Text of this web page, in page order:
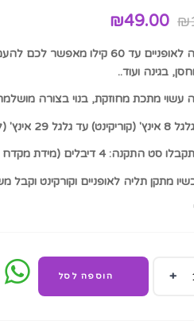
₪ המחיר
המקורי
היה:
₪120.00.
₪49.00
הנוכחי
₪49.00.
מתקן תליה לאופניים עד 60
בגינה ועוד..
עשוי מתכת מחוזקת, בנוי בצורה
גדולות).
4 דיבלים (מידת מקדח 7) + 4 ברגים מחוזקים.
מתקן תליה לאופניים וקורקינט
הוספה לסל